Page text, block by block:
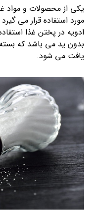
یکی از محصولات و مواد
مورد استفاده قرار می
ادویه در پختن غذا
بدون ید می باشد که بسته
یافت می شود.